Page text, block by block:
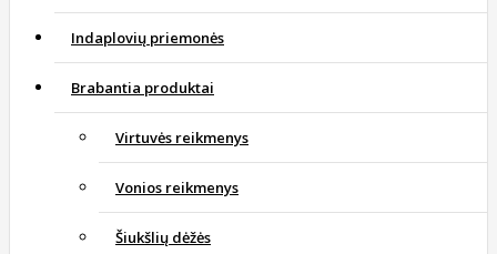
Indaplovių priemonės
Brabantia produktai
Virtuvės reikmenys
Vonios reikmenys
Šiukšlių dėžės